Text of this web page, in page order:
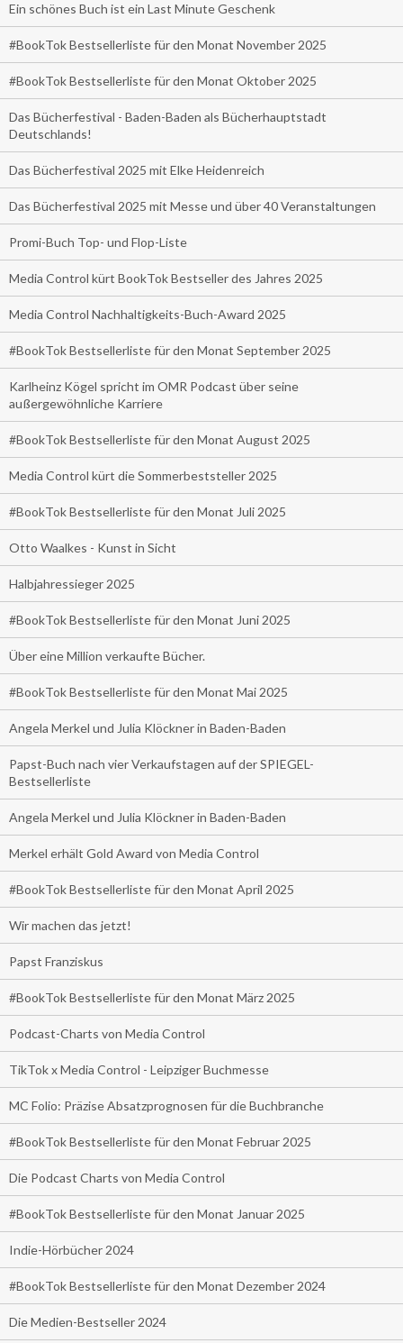
Ein schönes Buch ist ein Last Minute Geschenk
#BookTok Bestsellerliste für den Monat November 2025
#BookTok Bestsellerliste für den Monat Oktober 2025
Das Bücherfestival - Baden-Baden als Bücherhauptstadt
Deutschlands!
Das Bücherfestival 2025 mit Elke Heidenreich
Das Bücherfestival 2025 mit Messe und über 40 Veranstaltungen
Promi-Buch Top- und Flop-Liste
Media Control kürt BookTok Bestseller des Jahres 2025
Media Control Nachhaltigkeits-Buch-Award 2025
#BookTok Bestsellerliste für den Monat September 2025
Karlheinz Kögel spricht im OMR Podcast über seine
außergewöhnliche Karriere
#BookTok Bestsellerliste für den Monat August 2025
Media Control kürt die Sommerbeststeller 2025
#BookTok Bestsellerliste für den Monat Juli 2025
Otto Waalkes - Kunst in Sicht
Halbjahressieger 2025
#BookTok Bestsellerliste für den Monat Juni 2025
Über eine Million verkaufte Bücher.
#BookTok Bestsellerliste für den Monat Mai 2025
Angela Merkel und Julia Klöckner in Baden-Baden
Papst-Buch nach vier Verkaufstagen auf der SPIEGEL-
Bestsellerliste
Angela Merkel und Julia Klöckner in Baden-Baden
Merkel erhält Gold Award von Media Control
#BookTok Bestsellerliste für den Monat April 2025
Wir machen das jetzt!
Papst Franziskus
#BookTok Bestsellerliste für den Monat März 2025
Podcast-Charts von Media Control
TikTok x Media Control - Leipziger Buchmesse
MC Folio: Präzise Absatzprognosen für die Buchbranche
#BookTok Bestsellerliste für den Monat Februar 2025
Die Podcast Charts von Media Control
#BookTok Bestsellerliste für den Monat Januar 2025
Indie-Hörbücher 2024
#BookTok Bestsellerliste für den Monat Dezember 2024
Die Medien-Bestseller 2024